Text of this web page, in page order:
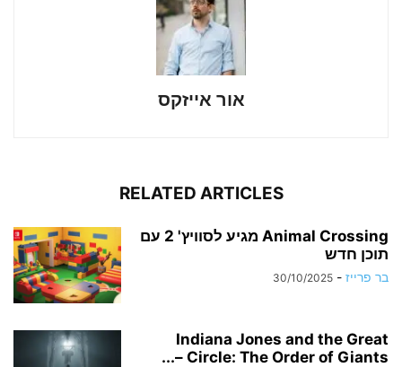
אור אייזקס
RELATED ARTICLES
Animal Crossing מגיע לסוויץ' 2 עם
תוכן חדש
בר פרייז -
30/10/2025
Indiana Jones and the Great
Circle: The Order of Giants –...